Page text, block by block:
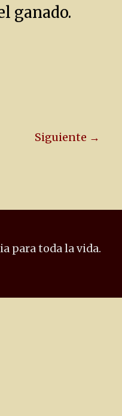
ganado.
Siguiente →
para toda la vida.